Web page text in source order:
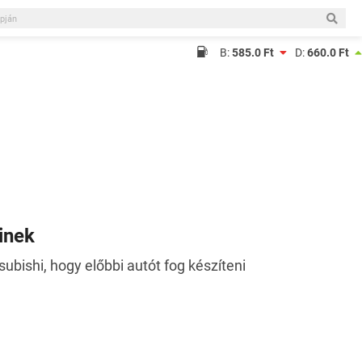
B:585.0 Ft D:660.0 Ft
hogy előbbi autót fog készíteni